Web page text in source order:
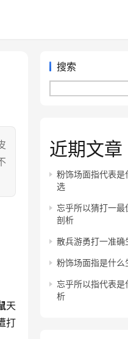
天
打
搜索
近期文章
粉饰场面指代表
选
忘乎所以猜打一最
剖析
散兵游勇打一准
粉饰场面指是什么
忘乎所以指代表
析